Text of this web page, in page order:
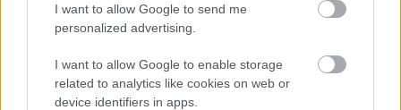
I want to allow Google to send me
personalized advertising.
I want to allow Google to enable storage
related to analytics like cookies on web or
device identifiers in apps.
Jön még kép!